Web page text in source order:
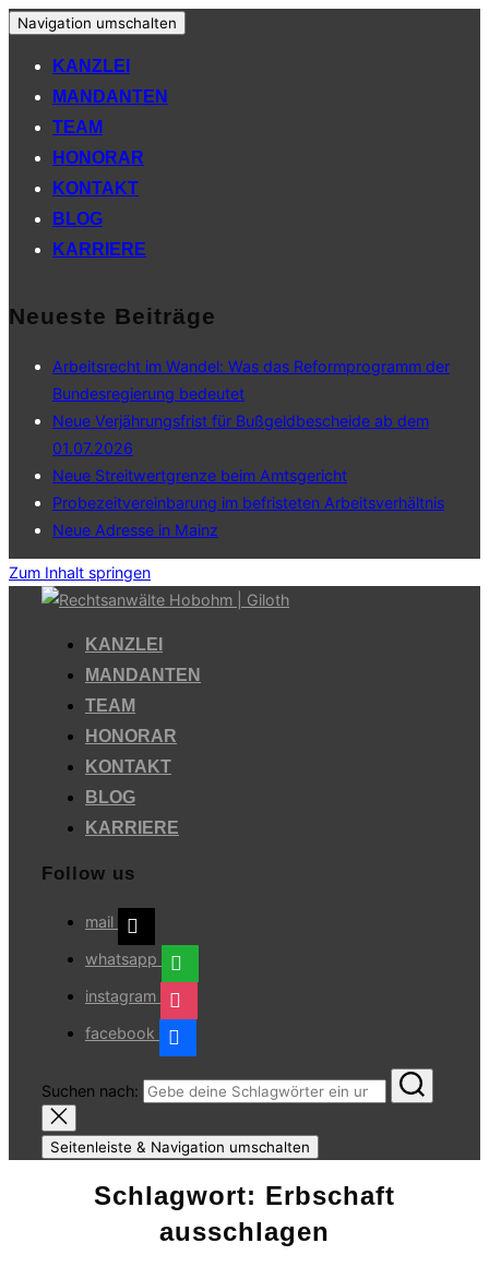
Navigation umschalten
KANZLEI
MANDANTEN
TEAM
HONORAR
KONTAKT
BLOG
KARRIERE
Neueste Beiträge
Arbeitsrecht im Wandel: Was das Reformprogramm der
Bundesregierung bedeutet
Neue Verjährungsfrist für Bußgeldbescheide ab dem
01.07.2026
Neue Streitwertgrenze beim Amtsgericht
Probezeitvereinbarung im befristeten Arbeitsverhältnis
Neue Adresse in Mainz
Zum Inhalt springen
KANZLEI
MANDANTEN
TEAM
HONORAR
KONTAKT
BLOG
KARRIERE
Follow us
mail
whatsapp
instagram
facebook
Suchen nach:
Seitenleiste & Navigation umschalten
Schlagwort: Erbschaft
ausschlagen